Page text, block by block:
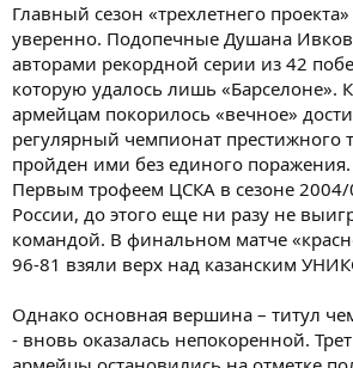
Главный сезон «трехлетнего
уверенно. Подопечные Душана
авторами рекордной серии из 42
которую удалось лишь «Барселоне».
армейцам покорилось «вечное»
регулярный чемпионат престижного
пройден ими без единого поражения.
Первым трофеем ЦСКА в сезоне 2004/
России, до этого еще ни разу не
командой. В финальном матче
96-81 взяли верх над казанским
Однако основная вершина – титул
- вновь оказалась непокоренной.